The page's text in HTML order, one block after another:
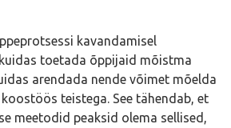
kavandamisel
toetada õppijaid mõistma
arendada nende võimet mõelda
teistega. See tähendab, et
meetodid peaksid olema sellised,